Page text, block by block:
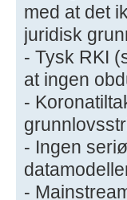
med at det
juridisk
- Tysk RKI
at ingen
-
- Ingen
-